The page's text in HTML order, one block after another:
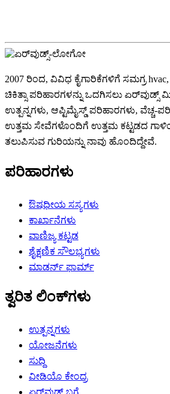
2007 ರಿಂದ, ವಿವಿಧ ಕೈಗಾರಿಕೆಗಳಿಗೆ ಸಮಗ್ರ
ಚಿಕಿತ್ಸಾ ಪರಿಹಾರಗಳನ್ನು ಒದಗಿಸಲು ಏರ್‌ವುಡ್ಸ್
ಉತ್ಪನ್ನಗಳು, ಆಪ್ಟಿಮೈಸ್ಡ್ ಪರಿಹಾರಗಳು, ವೆಚ್ಚ-
ಉತ್ತಮ ಸೇವೆಗಳೊಂದಿಗೆ ಉತ್ತಮ ಕಟ್ಟಡದ
ತಲುಪಿಸುವ ಗುರಿಯನ್ನು ನಾವು ಹೊಂದಿದ್ದೇವೆ.
ಪರಿಹಾರಗಳು
ಔಷಧೀಯ ಸಸ್ಯಗಳು
ಕಾರ್ಖಾನೆಗಳು
ವಾಣಿಜ್ಯ ಕಟ್ಟಡ
ಶೈಕ್ಷಣಿಕ ಸೌಲಭ್ಯಗಳು
ಮಾಡರ್ನ್ ಫಾರ್ಮ್
ತ್ವರಿತ ಲಿಂಕ್‌ಗಳು
ಉತ್ಪನ್ನಗಳು
ಯೋಜನೆಗಳು
ಸುದ್ದಿ
ವೀಡಿಯೊ ಕೇಂದ್ರ